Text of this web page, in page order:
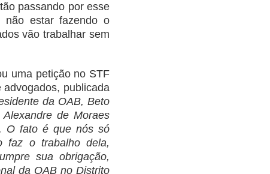
passando por esse
não estar fazendo o
vão trabalhar sem
uma petição no STF
publicada
da OAB, Beto
de Moraes
O fato é que nós só
faz o trabalho dela,
sua obrigação,
da OAB no Distrito